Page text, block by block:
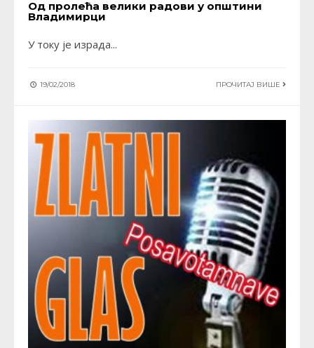
Од пролећа велики радови у општини
Владимирци
У току је израда...
19/02/2018 ПРОЧИТАЈ ВИШЕ